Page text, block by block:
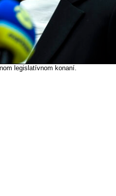
legislatívnom konaní.